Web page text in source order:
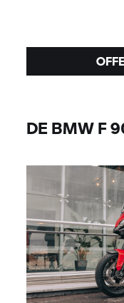
DE BMW F